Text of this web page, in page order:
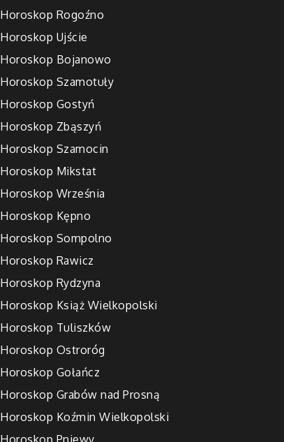
Horoskop Rogoźno
Horoskop Ujście
Horoskop Bojanowo
Horoskop Szamotuły
Horoskop Gostyń
Horoskop Zbąszyń
Horoskop Szamocin
Horoskop Mikstat
Horoskop Września
Horoskop Kępno
Horoskop Sompolno
Horoskop Rawicz
Horoskop Rydzyna
Horoskop Książ Wielkopolski
Horoskop Tuliszków
Horoskop Ostroróg
Horoskop Gołańcz
Horoskop Grabów nad Prosną
Horoskop Koźmin Wielkopolski
Horoskop Pniewy